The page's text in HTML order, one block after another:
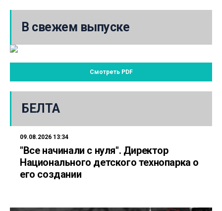
В свежем выпуске
Смотреть PDF
БЕЛТА
09.08.2026 13:34
"Все начинали с нуля". Директор
Национального детского технопарка о
его создании